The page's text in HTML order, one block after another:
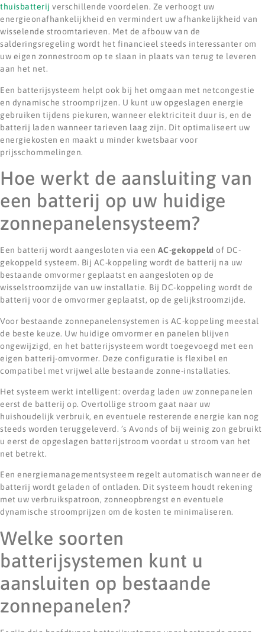
thuisbatterij verschillende voordelen. Ze verhoogt uw
energieonafhankelijkheid en vermindert uw afhankelijkheid van
wisselende stroomtarieven. Met de afbouw van de
salderingsregeling wordt het financieel steeds interessanter om
uw eigen zonnestroom op te slaan in plaats van terug te leveren
aan het net.
Een batterijsysteem helpt ook bij het omgaan met netcongestie
en dynamische stroomprijzen. U kunt uw opgeslagen energie
gebruiken tijdens piekuren, wanneer elektriciteit duur is, en de
batterij laden wanneer tarieven laag zijn. Dit optimaliseert uw
energiekosten en maakt u minder kwetsbaar voor
prijsschommelingen.
Hoe werkt de aansluiting van
een batterij op uw huidige
zonnepanelensysteem?
Een batterij wordt aangesloten via een AC-gekoppeld of DC-
gekoppeld systeem. Bij AC-koppeling wordt de batterij na uw
bestaande omvormer geplaatst en aangesloten op de
wisselstroomzijde van uw installatie. Bij DC-koppeling wordt de
batterij voor de omvormer geplaatst, op de gelijkstroomzijde.
Voor bestaande zonnepanelensystemen is AC-koppeling meestal
de beste keuze. Uw huidige omvormer en panelen blijven
ongewijzigd, en het batterijsysteem wordt toegevoegd met een
eigen batterij-omvormer. Deze configuratie is flexibel en
compatibel met vrijwel alle bestaande zonne-installaties.
Het systeem werkt intelligent: overdag laden uw zonnepanelen
eerst de batterij op. Overtollige stroom gaat naar uw
huishoudelijk verbruik, en eventuele resterende energie kan nog
steeds worden teruggeleverd. ’s Avonds of bij weinig zon gebruikt
u eerst de opgeslagen batterijstroom voordat u stroom van het
net betrekt.
Een energiemanagementsysteem regelt automatisch wanneer de
batterij wordt geladen of ontladen. Dit systeem houdt rekening
met uw verbruikspatroon, zonneopbrengst en eventuele
dynamische stroomprijzen om de kosten te minimaliseren.
Welke soorten
batterijsystemen kunt u
aansluiten op bestaande
zonnepanelen?